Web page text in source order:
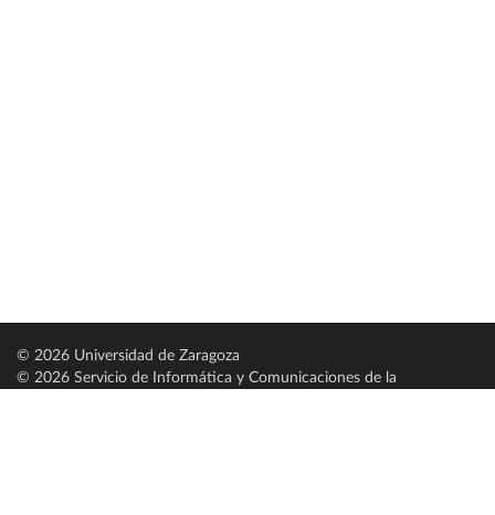
© 2026 Universidad de Zaragoza
© 2026 Servicio de Informática y Comunicaciones de la